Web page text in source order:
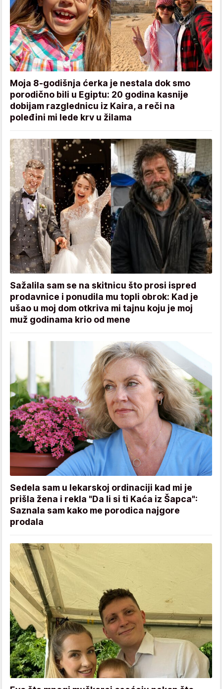
Moja 8-godišnja ćerka je nestala dok smo
porodično bili u Egiptu: 20 godina kasnije
dobijam razglednicu iz Kaira, a reči na
poleđini mi lede krv u žilama
Sažalila sam se na skitnicu što prosi ispred
prodavnice i ponudila mu topli obrok: Kad je
ušao u moj dom otkriva mi tajnu koju je moj
muž godinama krio od mene
Sedela sam u lekarskoj ordinaciji kad mi je
prišla žena i rekla "Da li si ti Kaća iz Šapca":
Saznala sam kako me porodica najgore
prodala